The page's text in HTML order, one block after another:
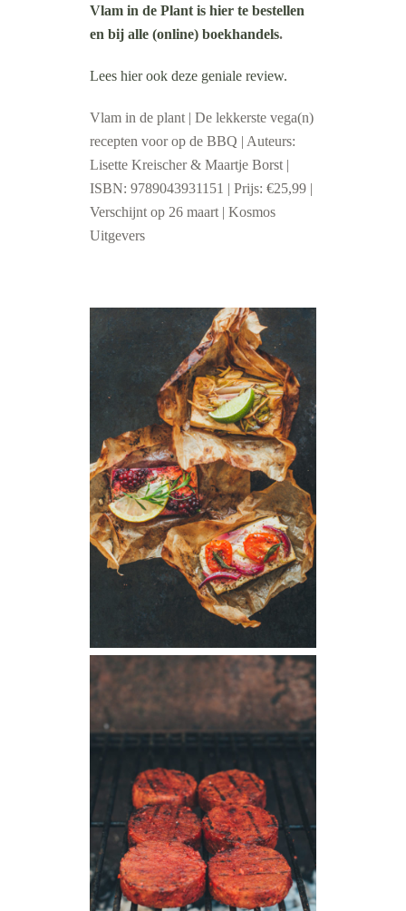
Vlam in de Plant is hier te bestellen
en bij alle (online) boekhandels.
Lees hier ook deze geniale review.
Vlam in de plant | De lekkerste vega(n)
recepten voor op de BBQ | Auteurs:
Lisette Kreischer & Maartje Borst |
ISBN: 9789043931151 | Prijs: €25,99 |
Verschijnt op 26 maart | Kosmos
Uitgevers